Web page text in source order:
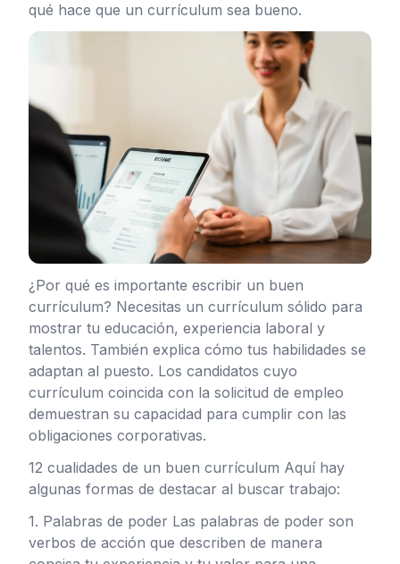
qué hace que un currículum sea bueno.
¿Por qué es importante escribir un buen
currículum? Necesitas un currículum sólido para
mostrar tu educación, experiencia laboral y
talentos. También explica cómo tus habilidades se
adaptan al puesto. Los candidatos cuyo
currículum coincida con la solicitud de empleo
demuestran su capacidad para cumplir con las
obligaciones corporativas.
12 cualidades de un buen currículum Aquí hay
algunas formas de destacar al buscar trabajo:
1. Palabras de poder Las palabras de poder son
verbos de acción que describen de manera